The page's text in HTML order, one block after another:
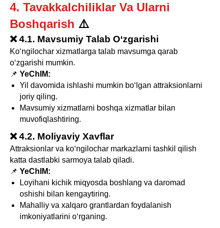
4. Tavakkalchiliklar Va Ularni
Boshqarish ⚠️
❌ 4.1. Mavsumiy Talab O‘zgarishi
Ko‘ngilochar xizmatlarga talab mavsumga qarab
o‘zgarishi mumkin.
📌 YeChIM:
Yil davomida ishlashi mumkin bo‘lgan attraksionlarni
joriy qiling.
Mavsumiy xizmatlarni boshqa xizmatlar bilan
muvofiqlashtiring.
❌ 4.2. Moliyaviy Xavflar
Attraksionlar va ko‘ngilochar markazlarni tashkil qilish
katta dastlabki sarmoya talab qiladi.
📌 YeChIM:
Loyihani kichik miqyosda boshlang va daromad
oshishi bilan kengaytiring.
Mahalliy va xalqaro grantlardan foydalanish
imkoniyatlarini o‘rganing.